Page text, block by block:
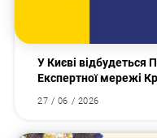
Пошук за
У Києві відбудеться
Експертної мережі
27 / 06 / 2026